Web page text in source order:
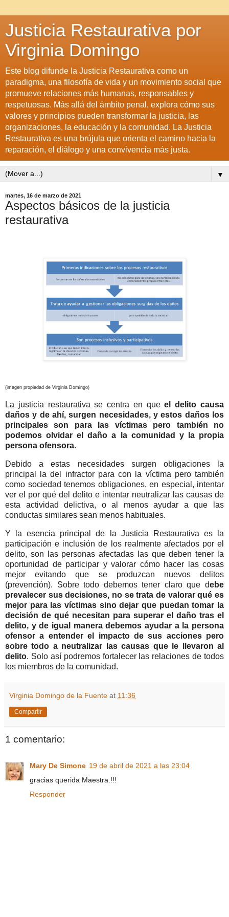
Justicia Restaurativa por
Virginia Domingo
Este blog difunde la Justicia Restaurativa como un
paradigma, una filosofía de vida y un movimiento social que
promueve relaciones más humanas, responsables y
respetuosas. Más allá del ámbito penal, explora cómo sus
valores y principios pueden transformar la justicia, las
organizaciones, la educación y la comunidad. La Justicia
Restaurativa es una brújula que orienta el camino hacia la
reparación, el diálogo y una convivencia más justa.
▼
martes, 16 de marzo de 2021
Aspectos básicos de la justicia
restaurativa
(imagen propiedad de Virginia Domingo)
La justicia restaurativa se centra en queel delito causa
daños y de ahí, surgen necesidades, y estos daños los
principales son para las víctimas pero también no
podemos olvidar el daño a la comunidad y la propia
persona ofensora.
Debido a estas necesidades surgen obligaciones la
principal la del infractor para con la víctima pero también
como sociedad tenemos obligaciones, en especial, intentar
ver el por qué del delito e intentar neutralizar las causas de
esta actividad delictiva, o al menos ayudar a que las
conductas similares sean menos habituales.
Y la esencia principal de la Justicia Restaurativa es la
participación e inclusión de los realmente afectados por el
delito, son las personas afectadas las que deben tener la
oportunidad de participar y valorar cómo hacer las cosas
mejor evitando que se produzcan nuevos delitos
(prevención). Sobre todo debemos tener claro que debe
prevalecer sus decisiones, no se trata de valorar qué es
mejor para las víctimas sino dejar que puedan tomar la
decisión de qué necesitan para superar el daño tras el
delito, y de igual manera debemos ayudar a la persona
ofensor a entender el impacto de sus acciones pero
sobre todo a neutralizar las causas que le llevaron al
delito. Solo así podremos fortalecer las relaciones de todos
los miembros de la comunidad.
Virginia Domingo de la Fuente at 11:36
Compartir
1 comentario:
Mary De Simone 19 de abril de 2021 a las 23:04
gracias querida Maestra.!!!
Responder